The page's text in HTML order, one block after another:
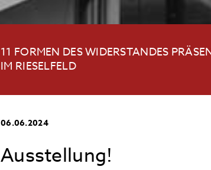
11 FORMEN DES WIDERSTANDES
IM RIESELFELD
06.06.2024
Ausstellung!